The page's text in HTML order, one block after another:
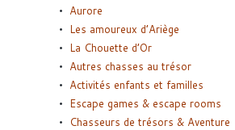
Aurore
Les amoureux d’Ariège
La Chouette d’Or
Autres chasses au trésor
Activités enfants et familles
Escape games & escape rooms
Chasseurs de trésors & Aventure